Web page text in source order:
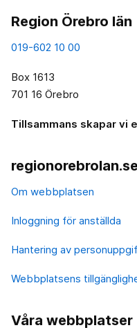
Region Örebro län
019-602 10 00
Box 1613
701 16 Örebro
Tillsammans skapar vi
regionorebrolan.se
Om webbplatsen
Inloggning för anställda
Hantering av
Webbplatsens
Våra webbplatser